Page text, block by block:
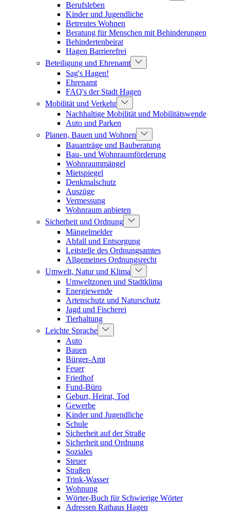
Berufsleben
Kinder und Jugendliche
Betreutes Wohnen
Beratung für Menschen mit Behinderungen
Behindertenbeirat
Hagen Barrierefrei
Beteiligung und Ehrenamt
Sag's Hagen!
Ehrenamt
FAQ's der Stadt Hagen
Mobilität und Verkehr
Nachhaltige Mobilität und Mobilitätswende
Auto und Parken
Planen, Bauen und Wohnen
Bauanträge und Bauberatung
Bau- und Wohnraumförderung
Wohnraummängel
Mietspiegel
Denkmalschutz
Auszüge
Vermessung
Wohnraum anbieten
Sicherheit und Ordnung
Mängelmelder
Abfall und Entsorgung
Leitstelle des Ordnungsamtes
Allgemeines Ordnungsrecht
Umwelt, Natur und Klima
Umweltzonen und Stadtklima
Energiewende
Artenschutz und Naturschutz
Jagd und Fischerei
Tierhaltung
Leichte Sprache
Auto
Bauen
Bürger-Amt
Feuer
Friedhof
Fund-Büro
Geburt, Heirat, Tod
Gewerbe
Kinder und Jugendliche
Schule
Sicherheit auf der Straße
Sicherheit und Ordnung
Soziales
Steuer
Straßen
Trink-Wasser
Wohnung
Wörter-Buch für Schwierige Wörter
Adressen Rathaus Hagen